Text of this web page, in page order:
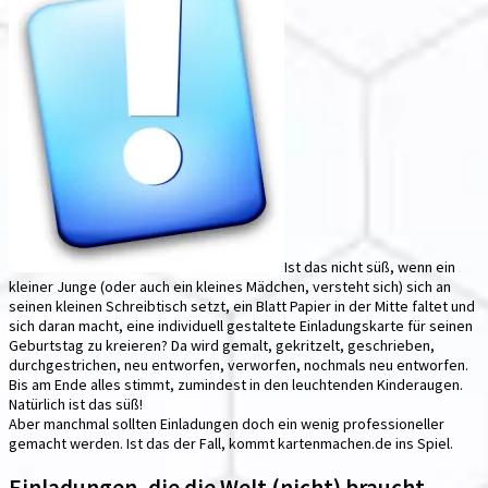
Ist das nicht süß, wenn ein
kleiner Junge (oder auch ein kleines Mädchen, versteht sich) sich an
seinen kleinen Schreibtisch setzt, ein Blatt Papier in der Mitte faltet und
sich daran macht, eine individuell gestaltete Einladungskarte für seinen
Geburtstag zu kreieren? Da wird gemalt, gekritzelt, geschrieben,
durchgestrichen, neu entworfen, verworfen, nochmals neu entworfen.
Bis am Ende alles stimmt, zumindest in den leuchtenden Kinderaugen.
Natürlich ist das süß!
Aber manchmal sollten Einladungen doch ein wenig professioneller
gemacht werden. Ist das der Fall, kommt kartenmachen.de ins Spiel.